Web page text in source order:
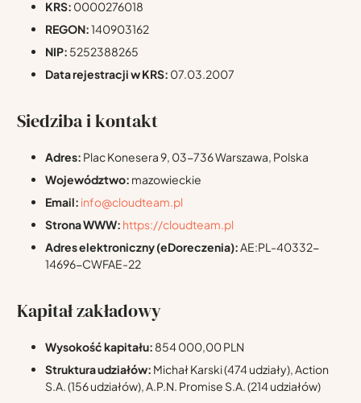
KRS: 0000276018
REGON:140903162
NIP: 5252388265
Data rejestracji w KRS: 07.03.2007
Siedziba i kontakt
Adres: Plac Konesera 9, 03-736 Warszawa, Polska
Województwo: mazowieckie
Email: info@cloudteam.pl
Strona WWW: https://cloudteam.pl
Adres elektroniczny (eDoreczenia):AE:PL-40332-
14696-CWFAE-22
Kapitał zakładowy
Wysokość kapitału: 854 000,00 PLN
Struktura udziałów: Michał Karski (474 udziały), Action
S.A. (156 udziałów), A.P.N. Promise S.A. (214 udziałów)